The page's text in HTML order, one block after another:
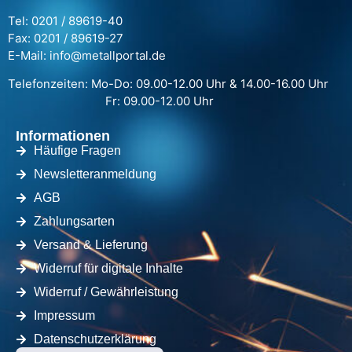
Tel: 0201 / 89619-40
Fax: 0201 / 89619-27
E-Mail: info@metallportal.de
Telefonzeiten: Mo-Do: 09.00-12.00 Uhr & 14.00-16.00 Uhr
Fr: 09.00-12.00 Uhr
Informationen
Häufige Fragen
Newsletteranmeldung
AGB
Zahlungsarten
Versand & Lieferung
Widerruf für digitale Inhalte
Widerruf / Gewährleistung
Impressum
Datenschutzerklärung